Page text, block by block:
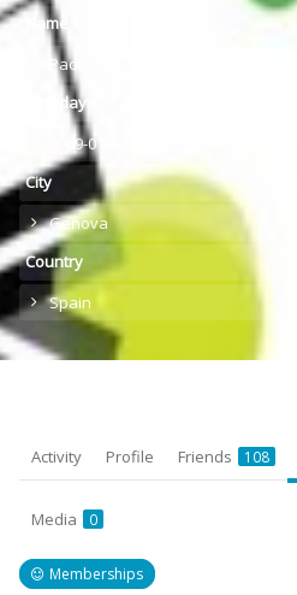
Name
Paola
Birthday
1969-01-20
City
Genova
Country
Spain
Activity Profile Friends 108
Media 0
Memberships